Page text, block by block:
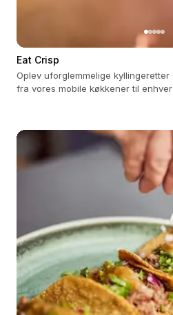
Eat Crisp
Oplev uforglemmelige
fra vores mobile køkkener til